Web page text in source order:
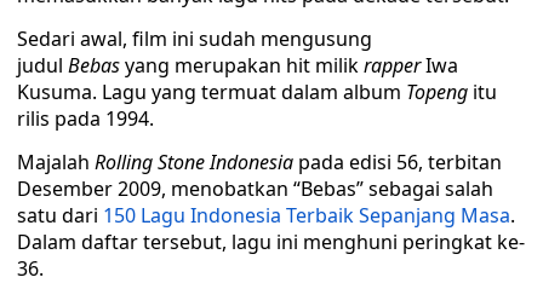
Sedari awal, film ini sudah mengusung
judul Bebasyang merupakan hit milikrapperIwa
Kusuma. Lagu yang termuat dalam album Topeng itu
rilis pada 1994.
Majalah Rolling Stone Indonesia pada edisi 56, terbitan
Desember 2009, menobatkan “Bebas” sebagai salah
satu dari 150 Lagu Indonesia Terbaik Sepanjang Masa.
Dalam daftar tersebut, lagu ini menghuni peringkat ke-
36.